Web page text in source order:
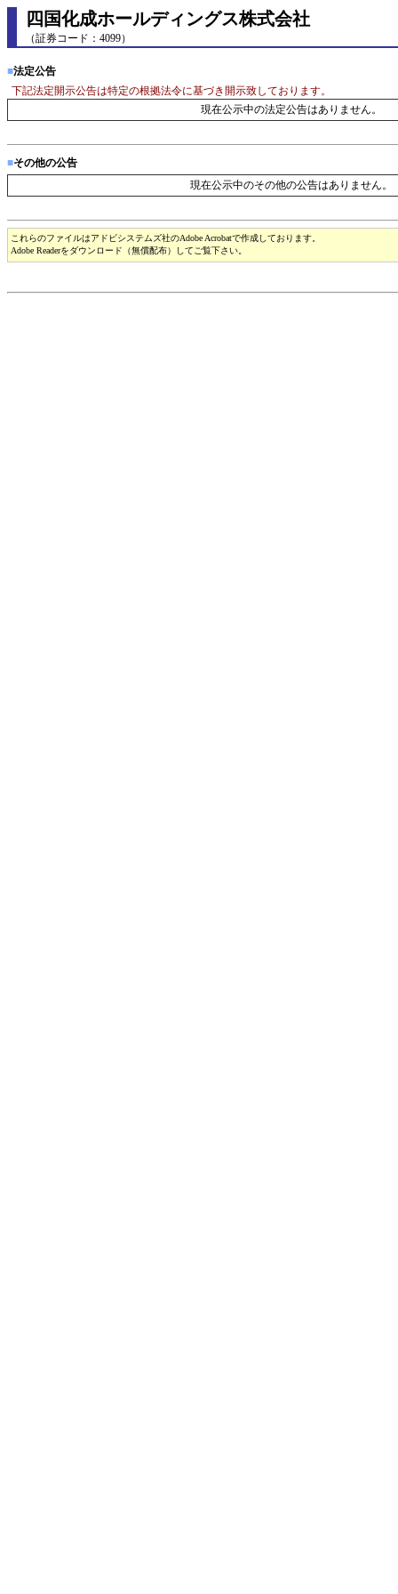
四国化成ホールディングス株式会社
（証券コード：4099）
■法定公告
下記法定開示公告は特定の根拠法令に基づき開示致しております。
現在公示中の法定公告はありません。
■その他の公告
現在公示中のその他の公告はありません。
これらのファイルはアドビシステムズ社のAdobe Acrobatで作成しております。
Adobe Readerをダウンロード（無償配布）してご覧下さい。